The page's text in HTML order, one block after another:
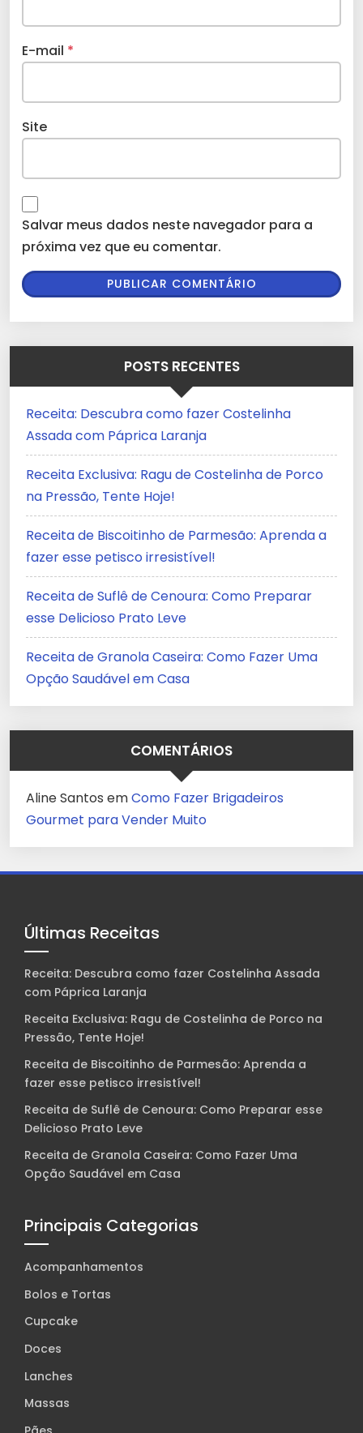
E-mail *
Site
Salvar meus dados neste navegador para a
próxima vez que eu comentar.
POSTS RECENTES
Receita: Descubra como fazer Costelinha
Assada com Páprica Laranja
Receita Exclusiva: Ragu de Costelinha de Porco
na Pressão, Tente Hoje!
Receita de Biscoitinho de Parmesão: Aprenda a
fazer esse petisco irresistível!
Receita de Suflê de Cenoura: Como Preparar
esse Delicioso Prato Leve
Receita de Granola Caseira: Como Fazer Uma
Opção Saudável em Casa
COMENTÁRIOS
Aline Santos emComo Fazer Brigadeiros
Gourmet para Vender Muito
Últimas Receitas
Receita: Descubra como fazer Costelinha Assada
com Páprica Laranja
Receita Exclusiva: Ragu de Costelinha de Porco na
Pressão, Tente Hoje!
Receita de Biscoitinho de Parmesão: Aprenda a
fazer esse petisco irresistível!
Receita de Suflê de Cenoura: Como Preparar esse
Delicioso Prato Leve
Receita de Granola Caseira: Como Fazer Uma
Opção Saudável em Casa
Principais Categorias
Acompanhamentos
Bolos e Tortas
Cupcake
Doces
Lanches
Massas